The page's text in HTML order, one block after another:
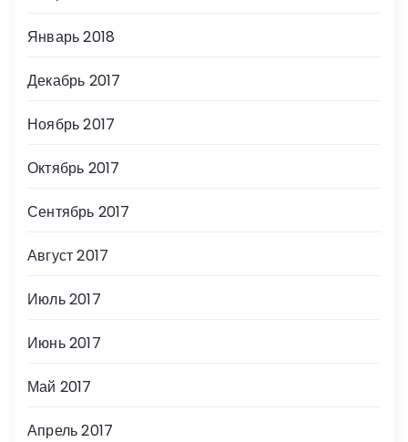
Январь 2018
Декабрь 2017
Ноябрь 2017
Октябрь 2017
Сентябрь 2017
Август 2017
Июль 2017
Июнь 2017
Май 2017
Апрель 2017